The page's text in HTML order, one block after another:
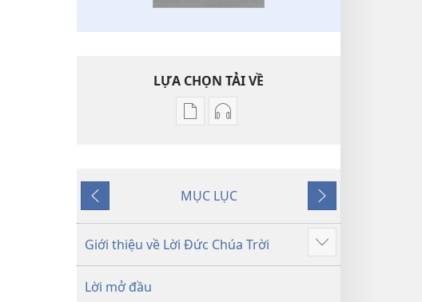
LỰA CHỌN TẢI VỀ
Tùy
các
liệu
điện
Tùy
các
thu
âm
Trước
MỤC LỤC
Tiếp
theo
Giới thiệu về Lời Đức Chúa Trời
Hiển
thị
Lời mở đầu